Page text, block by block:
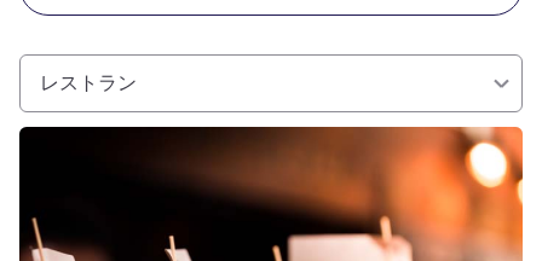
レストラン
詳細を表示